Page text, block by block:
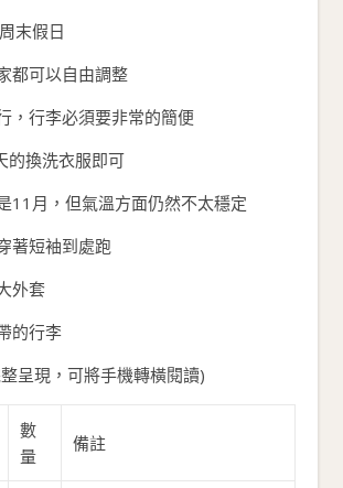
末假日
都可以自由調整
，行李必須要非常的簡便
的換洗衣服即可
11月，但氣溫方面仍然不太穩定
著短袖到處跑
外套
的行李
呈現，可將手機轉橫閱讀)
數
量
備註